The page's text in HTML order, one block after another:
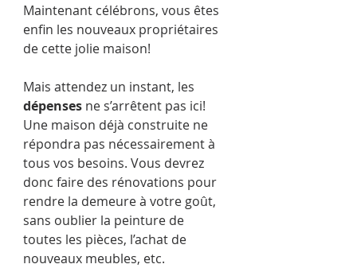
Maintenant célébrons, vous êtes
enfin les nouveaux propriétaires
de cette jolie maison!
Mais attendez un instant, les
dépenses ne s’arrêtent pas ici!
Une maison déjà construite ne
répondra pas nécessairement à
tous vos besoins. Vous devrez
donc faire des rénovations pour
rendre la demeure à votre goût,
sans oublier la peinture de
toutes les pièces, l’achat de
nouveaux meubles, etc.